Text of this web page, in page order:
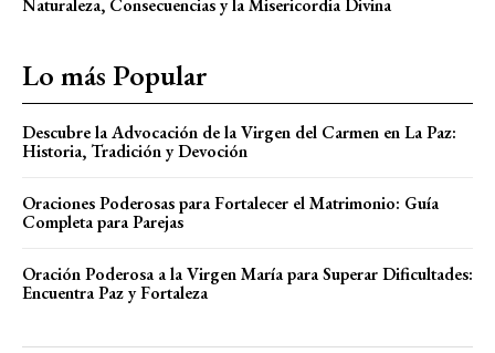
Lo más Popular
Descubre la Advocación de la Virgen del Carmen en La Paz:
Historia, Tradición y Devoción
Oraciones Poderosas para Fortalecer el Matrimonio: Guía
Completa para Parejas
Oración Poderosa a la Virgen María para Superar Dificultades:
Encuentra Paz y Fortaleza